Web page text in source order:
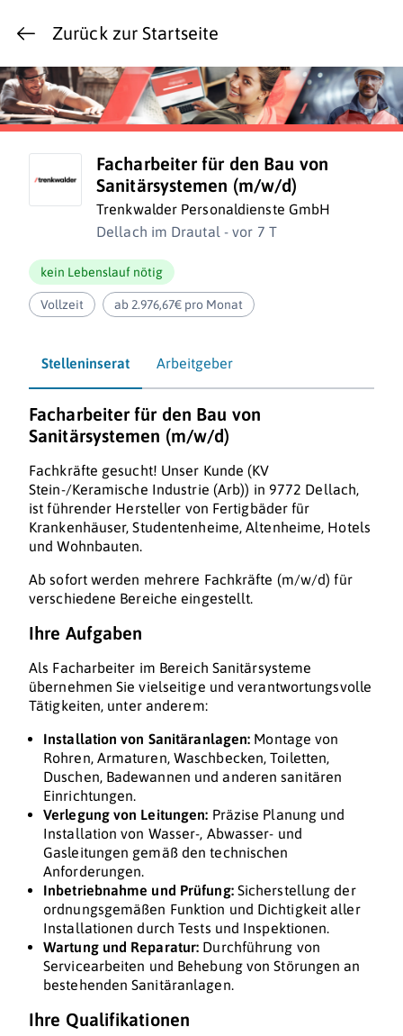
Zurück zur Startseite
Facharbeiter für den Bau von
Sanitärsystemen (m/w/d)
Trenkwalder Personaldienste GmbH
Dellach im Drautal - vor 7 T
kein Lebenslauf nötig
Vollzeit ab 2.976,67€ pro Monat
Stelleninserat Arbeitgeber
Facharbeiter für den Bau von
Sanitärsystemen (m/w/d)
Fachkräfte gesucht! Unser Kunde (KV
Stein-/Keramische Industrie (Arb)) in 9772 Dellach,
ist führender Hersteller von Fertigbäder für
Krankenhäuser, Studentenheime, Altenheime, Hotels
und Wohnbauten.
Ab sofort werden mehrere Fachkräfte (m/w/d) für
verschiedene Bereiche eingestellt.
Ihre Aufgaben
Als Facharbeiter im Bereich Sanitärsysteme
übernehmen Sie vielseitige und verantwortungsvolle
Tätigkeiten, unter anderem:
Installation von Sanitäranlagen: Montage von
Rohren, Armaturen, Waschbecken, Toiletten,
Duschen, Badewannen und anderen sanitären
Einrichtungen.
Verlegung von Leitungen: Präzise Planung und
Installation von Wasser-, Abwasser- und
Gasleitungen gemäß den technischen
Anforderungen.
Inbetriebnahme und Prüfung:Sicherstellung der
ordnungsgemäßen Funktion und Dichtigkeit aller
Installationen durch Tests und Inspektionen.
Wartung und Reparatur: Durchführung von
Servicearbeiten und Behebung von Störungen an
bestehenden Sanitäranlagen.
Ihre Qualifikationen